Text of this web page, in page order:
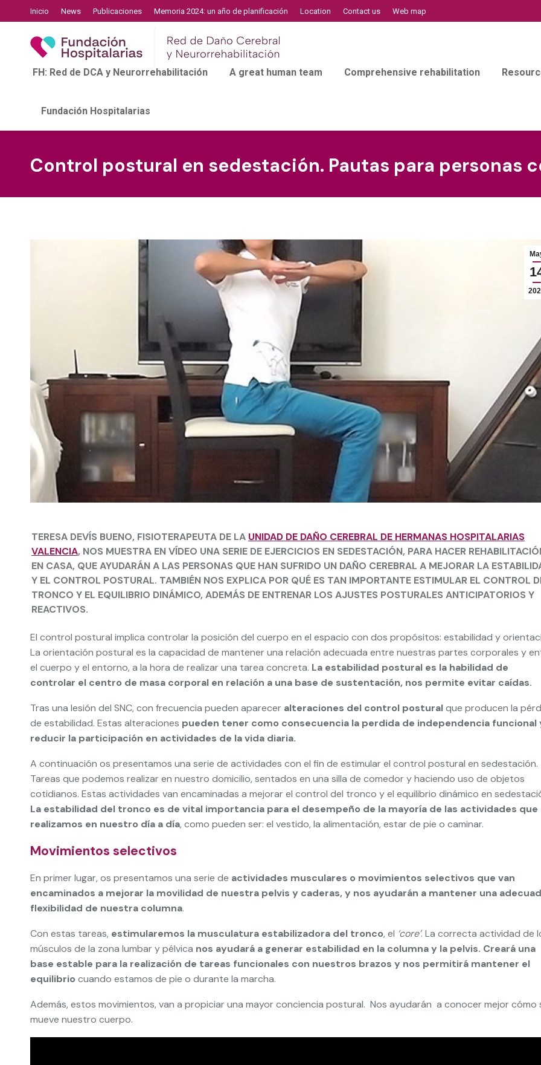
Inicio News Publicaciones Memoria 2024: un año de planificación Location Contact us Web map
FH: Red de DCA y Neurorrehabilitación A great human team Comprehensive rehabilitation
Fundación Hospitalarias
Control postural en sedestación. Pautas para personas
TERESA DEVÍS BUENO, FISIOTERAPEUTA DE LA UNIDAD DE DAÑO CEREBRAL DE HERMANAS HOSPITALARIAS
VALENCIA, NOS MUESTRA EN VÍDEO UNA SERIE DE EJERCICIOS EN SEDESTACIÓN, PARA HACER
EN CASA, QUE AYUDARÁN A LAS PERSONAS QUE HAN SUFRIDO UN DAÑO CEREBRAL A MEJORAR LA
Y EL CONTROL POSTURAL. TAMBIÉN NOS EXPLICA POR QUÉ ES TAN IMPORTANTE ESTIMULAR EL CONTROL
TRONCO Y EL EQUILIBRIO DINÁMICO, ADEMÁS DE ENTRENAR LOS AJUSTES POSTURALES ANTICIPATORIOS Y
REACTIVOS.
El control postural implica controlar la posición del cuerpo en el espacio con dos propósitos: estabilidad y
La orientación postural es la capacidad de mantener una relación adecuada entre nuestras partes corporales y
el cuerpo y el entorno, a la hora de realizar una tarea concreta. La estabilidad postural es la habilidad de
controlar el centro de masa corporal en relación a una base de sustentación, nos permite evitar caídas.
Tras una lesión del SNC, con frecuencia pueden aparecer alteraciones del control posturalque producen la
de estabilidad. Estas alteraciones pueden tener como consecuencia la perdida de independencia funcional
reducir la participación en actividades de la vida diaria.
A continuación os presentamos una serie de actividades con el fin de estimular el control postural en sedestación.
Tareas que podemos realizar en nuestro domicilio, sentados en una silla de comedor y haciendo uso de objetos
cotidianos. Estas actividades van encaminadas a mejorar el control del tronco y el equilibrio dinámico en
La estabilidad del tronco es de vital importancia para el desempeño de la mayoría de las actividades que
realizamos en nuestro día a día, como pueden ser: el vestido, la alimentación, estar de pie o caminar.
Movimientos selectivos
En primer lugar, os presentamos una serie de actividades musculares o movimientos selectivos que van
encaminados a mejorar la movilidad de nuestra pelvis y caderas, y nos ayudarán a mantener una
flexibilidad de nuestra columna.
Con estas tareas, estimularemos la musculatura estabilizadora del tronco, el ‘core’. La correcta actividad de
músculos de la zona lumbar y pélvica nos ayudará a generar estabilidad en la columna y la pelvis. Creará una
base estable para la realización de tareas funcionales con nuestros brazos y nos permitirá mantener el
equilibrio cuando estamos de pie o durante la marcha.
Además, estos movimientos, van a propiciar una mayor conciencia postural. Nos ayudarán a conocer mejor cómo
mueve nuestro cuerpo.